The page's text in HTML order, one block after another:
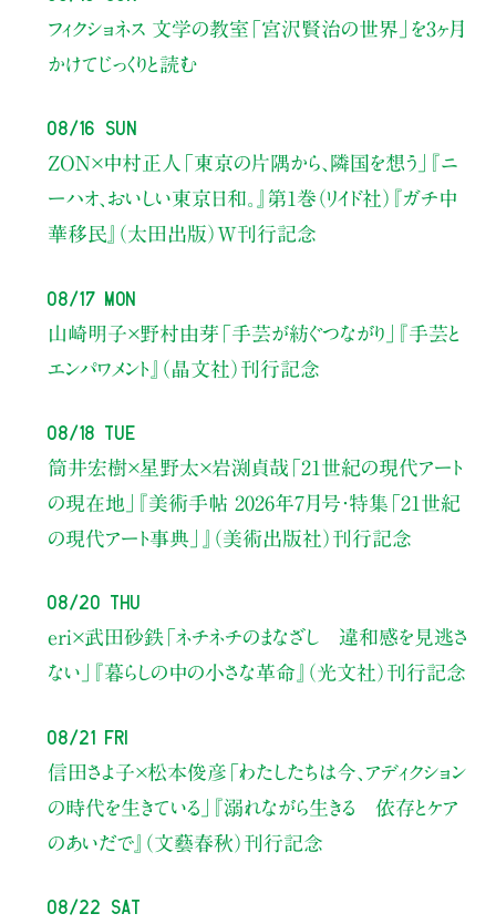
フィクショネス 文学の教室 「宮沢賢治の世界」を3ヶ月
かけてじっくりと読む
08/16 Sun
ZON×中村正人 「東京の片隅から、隣国を想う」
『ニ
ーハオ、おいしい東京日和。』第1巻（リイド社） 『ガチ中
華移民』（太田出版）W刊行記念
08/17 Mon
山崎明子×野村由芽 「手芸が紡ぐつながり」
『手芸と
エンパワメント』（晶文社）刊行記念
08/18 Tue
筒井宏樹×星野太×岩渕貞哉 「21世紀の現代アート
の現在地」
『美術手帖 2026年7月号・特集「21世紀
の現代アート事典」』（美術出版社）刊行記念
08/20 Thu
eri×武田砂鉄「ネチネチのまなざし 違和感を見逃さ
ない」
『暮らしの中の小さな革命』（光文社）刊行記念
08/21 Fri
信田さよ子×松本俊彦 「わたしたちは今、アディクション
の時代を生きている」
『溺れながら生きる 依存とケア
のあいだで』（文藝春秋）刊行記念
08/22 Sat